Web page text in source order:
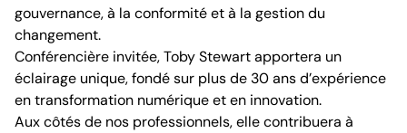
gouvernance, à la conformité et à la gestion du
changement.
Conférencière invitée, Toby Stewart apportera un
éclairage unique, fondé sur plus de 30 ans d’expérience
en transformation numérique et en innovation.
Aux côtés de nos professionnels, elle contribuera à